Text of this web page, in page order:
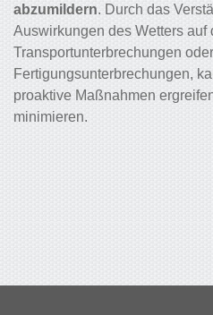
abzumildern. Durch das
Auswirkungen des Wetters auf
Transportunterbrechungen
Fertigungsunterbrechungen,
proaktive Maßnahmen
minimieren.